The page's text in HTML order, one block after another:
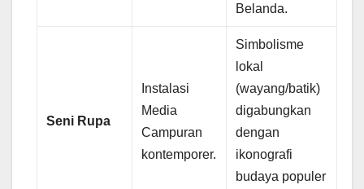
Belanda.
Seni Rupa
Instalasi
Media
Campuran
kontemporer.
Simbolisme
lokal
(wayang/batik)
digabungkan
dengan
ikonografi
budaya populer